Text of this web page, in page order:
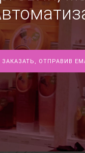
ЗАКАЗАТЬ, ОТПРАВИВ